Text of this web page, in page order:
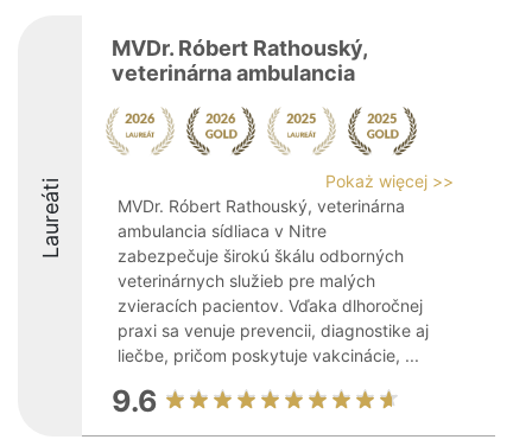
Laureáti
MVDr. Róbert Rathouský,
veterinárna ambulancia
Pokaż więcej >>
MVDr. Róbert Rathouský, veterinárna
ambulancia sídliaca v Nitre
zabezpečuje širokú škálu odborných
veterinárnych služieb pre malých
zvieracích pacientov. Vďaka dlhoročnej
praxi sa venuje prevencii, diagnostike aj
liečbe, pričom poskytuje vakcinácie, ...
9.6